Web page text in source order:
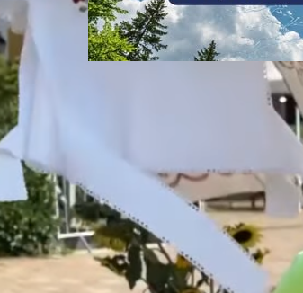
szervezi idén a KATTÁRS-
2025-09-10
Mintegy 200 gyermek, 6 iskolából,
ország különböző pontjáról énekli
majd együtt az idei KATTÁRS-on a